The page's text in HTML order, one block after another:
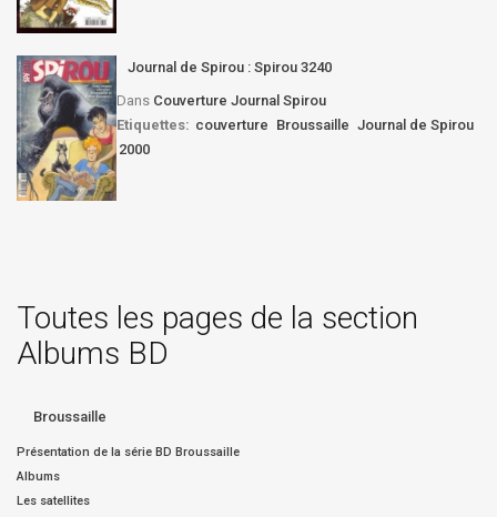
Journal de Spirou : Spirou 3240
Dans Couverture Journal Spirou
Etiquettes: couverture Broussaille Journal de Spirou
2000
Toutes les pages de la section
Albums BD
Broussaille
Présentation de la série BD Broussaille
Albums
Les satellites